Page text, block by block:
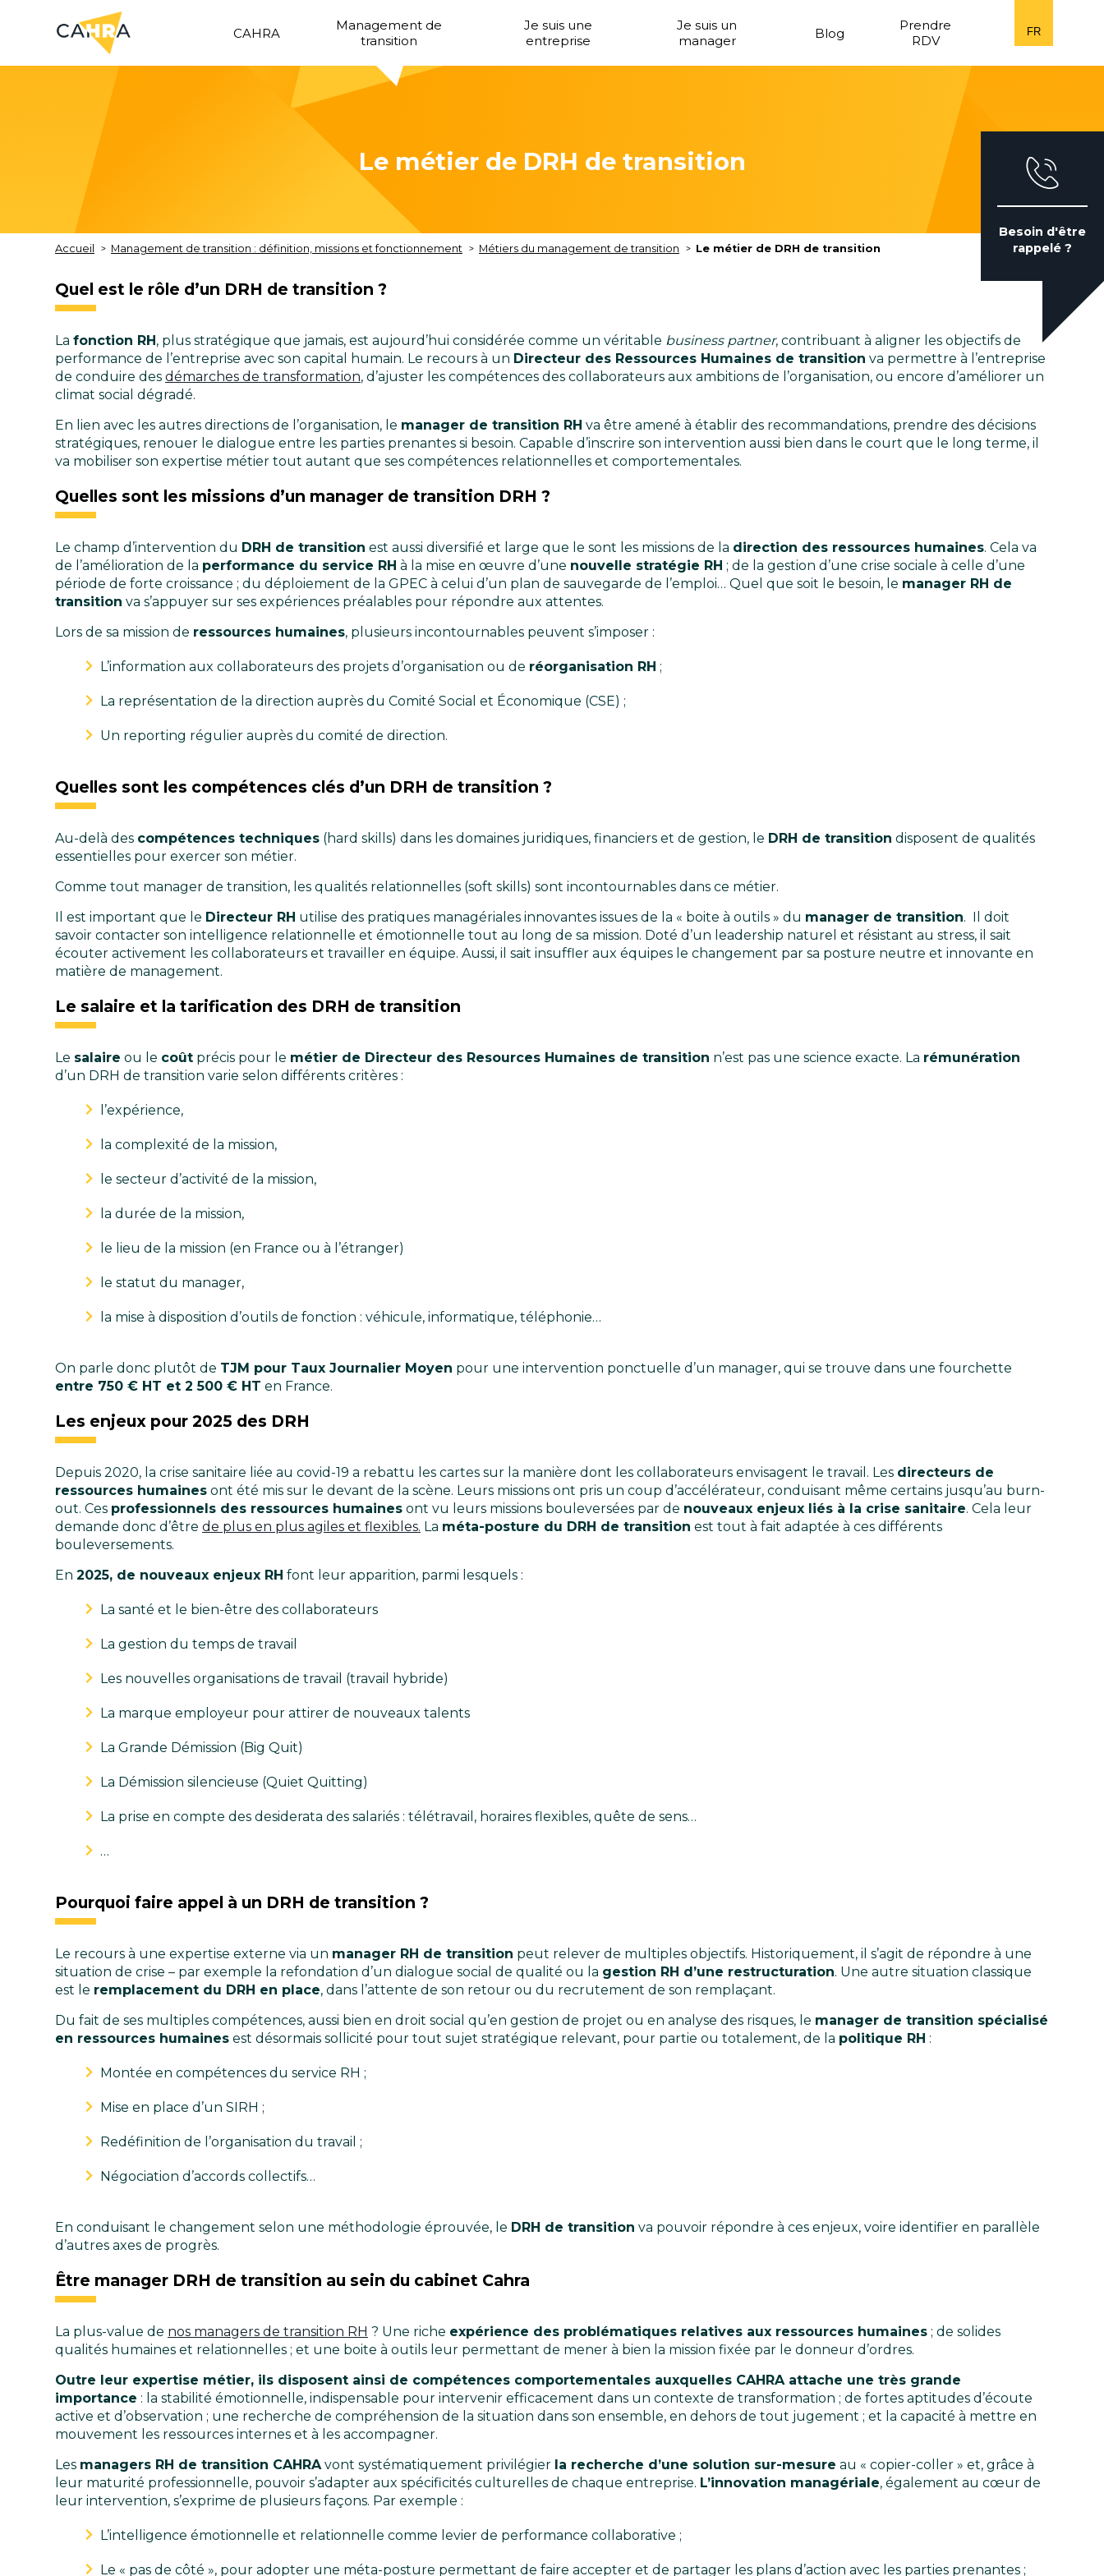
CAHRA
Management de
transition
Je suis une
entreprise
Je suis un
manager
Blog
Prendre
RDV
FR
Besoin d'être
rappelé ?
Le métier de DRH de transition
Accueil Management de transition : définition, missions et fonctionnement Métiers du management de transition Le métier de DRH de transition
Quel est le rôle d’un DRH de transition ?
La fonction RH, plus stratégique que jamais, est aujourd’hui considérée comme un véritable business partner, contribuant à aligner les objectifs de
performance de l’entreprise avec son capital humain. Le recours à un Directeur des Ressources Humaines de transition va permettre à l’entreprise
de conduire des démarches de transformation, d’ajuster les compétences des collaborateurs aux ambitions de l’organisation, ou encore d’améliorer un
climat social dégradé.
En lien avec les autres directions de l’organisation, le manager de transition RH va être amené à établir des recommandations, prendre des décisions
stratégiques, renouer le dialogue entre les parties prenantes si besoin. Capable d’inscrire son intervention aussi bien dans le court que le long terme, il
va mobiliser son expertise métier tout autant que ses compétences relationnelles et comportementales.
Quelles sont les missions d’un manager de transition DRH ?
Le champ d’intervention du DRH de transition est aussi diversifié et large que le sont les missions de la direction des ressources humaines. Cela va
de l’amélioration de la performance du service RH à la mise en œuvre d’une nouvelle stratégie RH ; de la gestion d’une crise sociale à celle d’une
période de forte croissance ; du déploiement de la GPEC à celui d’un plan de sauvegarde de l’emploi… Quel que soit le besoin, le manager RH de
transition va s’appuyer sur ses expériences préalables pour répondre aux attentes.
Lors de sa mission de ressources humaines, plusieurs incontournables peuvent s’imposer :
L’information aux collaborateurs des projets d’organisation ou de réorganisation RH ;
La représentation de la direction auprès du Comité Social et Économique (CSE) ;
Un reporting régulier auprès du comité de direction.
Quelles sont les compétences clés d’un DRH de transition ?
Au-delà des compétences techniques (hard skills) dans les domaines juridiques, financiers et de gestion, le DRH de transition disposent de qualités
essentielles pour exercer son métier.
Comme tout manager de transition, les qualités relationnelles (soft skills) sont incontournables dans ce métier.
Il est important que le Directeur RH utilise des pratiques managériales innovantes issues de la « boite à outils » du manager de transition. Il doit
savoir contacter son intelligence relationnelle et émotionnelle tout au long de sa mission. Doté d’un leadership naturel et résistant au stress, il sait
écouter activement les collaborateurs et travailler en équipe. Aussi, il sait insuffler aux équipes le changement par sa posture neutre et innovante en
matière de management.
Le salaire et la tarification des DRH de transition
Le salaire ou le coût précis pour le métier de Directeur des Resources Humaines de transition n’est pas une science exacte. La rémunération
d’un DRH de transition varie selon différents critères :
l’expérience,
la complexité de la mission,
le secteur d’activité de la mission,
la durée de la mission,
le lieu de la mission (en France ou à l’étranger)
le statut du manager,
la mise à disposition d’outils de fonction : véhicule, informatique, téléphonie…
On parle donc plutôt de TJM pour Taux Journalier Moyen pour une intervention ponctuelle d’un manager, qui se trouve dans une fourchette
entre 750 € HT et 2 500 € HT en France.
Les enjeux pour 2025 des DRH
Depuis 2020, la crise sanitaire liée au covid-19 a rebattu les cartes sur la manière dont les collaborateurs envisagent le travail. Les directeurs de
ressources humaines ont été mis sur le devant de la scène. Leurs missions ont pris un coup d’accélérateur, conduisant même certains jusqu’au burn-
out. Ces professionnels des ressources humaines ont vu leurs missions bouleversées par de nouveaux enjeux liés à la crise sanitaire. Cela leur
demande donc d’être de plus en plus agiles et flexibles. La méta-posture du DRH de transition est tout à fait adaptée à ces différents
bouleversements.
En 2025, de nouveaux enjeux RH font leur apparition, parmi lesquels :
La santé et le bien-être des collaborateurs
La gestion du temps de travail
Les nouvelles organisations de travail (travail hybride)
La marque employeur pour attirer de nouveaux talents
La Grande Démission (Big Quit)
La Démission silencieuse (Quiet Quitting)
La prise en compte des desiderata des salariés : télétravail, horaires flexibles, quête de sens…
…
Pourquoi faire appel à un DRH de transition ?
Le recours à une expertise externe via un manager RH de transition peut relever de multiples objectifs. Historiquement, il s’agit de répondre à une
situation de crise – par exemple la refondation d’un dialogue social de qualité ou la gestion RH d’une restructuration. Une autre situation classique
est le remplacement du DRH en place, dans l’attente de son retour ou du recrutement de son remplaçant.
Du fait de ses multiples compétences, aussi bien en droit social qu’en gestion de projet ou en analyse des risques, le manager de transition spécialisé
en ressources humaines est désormais sollicité pour tout sujet stratégique relevant, pour partie ou totalement, de la politique RH :
Montée en compétences du service RH ;
Mise en place d’un SIRH ;
Redéfinition de l’organisation du travail ;
Négociation d’accords collectifs…
En conduisant le changement selon une méthodologie éprouvée, le DRH de transition va pouvoir répondre à ces enjeux, voire identifier en parallèle
d’autres axes de progrès.
Être manager DRH de transition au sein du cabinet Cahra
La plus-value de nos managers de transition RH ? Une riche expérience des problématiques relatives aux ressources humaines ; de solides
qualités humaines et relationnelles ; et une boite à outils leur permettant de mener à bien la mission fixée par le donneur d’ordres.
Outre leur expertise métier, ils disposent ainsi de compétences comportementales auxquelles CAHRA attache une très grande
importance : la stabilité émotionnelle, indispensable pour intervenir efficacement dans un contexte de transformation ; de fortes aptitudes d’écoute
active et d’observation ; une recherche de compréhension de la situation dans son ensemble, en dehors de tout jugement ; et la capacité à mettre en
mouvement les ressources internes et à les accompagner.
Les managers RH de transition CAHRAvont systématiquement privilégier la recherche d’une solution sur-mesure au « copier-coller » et, grâce à
leur maturité professionnelle, pouvoir s’adapter aux spécificités culturelles de chaque entreprise. L’innovation managériale, également au cœur de
leur intervention, s’exprime de plusieurs façons. Par exemple :
L’intelligence émotionnelle et relationnelle comme levier de performance collaborative ;
Le « pas de côté », pour adopter une méta-posture permettant de faire accepter et de partager les plans d’action avec les parties prenantes ;